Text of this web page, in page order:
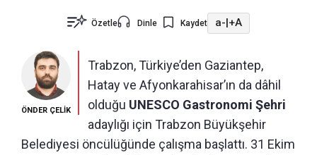
Özetle Dinle Kaydet a- +A
ÖNDER ÇELİK
Trabzon, Türkiye’den Gaziantep,
Hatay ve Afyonkarahisar’ın da dâhil
olduğu UNESCO Gastronomi Şehri
adaylığı için Trabzon Büyükşehir
Belediyesi öncülüğünde çalışma başlattı. 31 Ekim